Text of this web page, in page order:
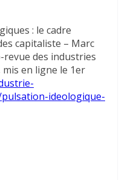
: le cadre
capitaliste – Marc
des industries
en ligne le 1er
ideologique-